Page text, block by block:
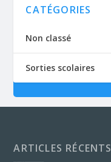
CATÉGORIES
Non classé
Sorties scolaires
ARTICLES RÉCENTS